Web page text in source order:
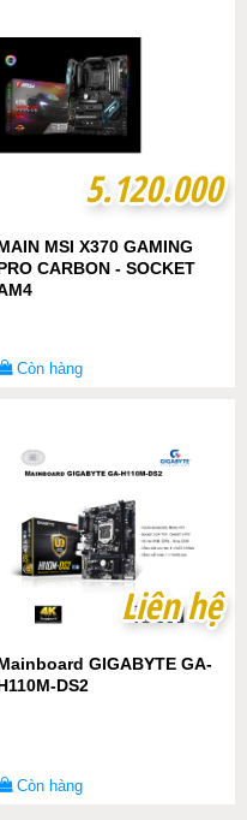
5.120.000
5.120.000
MSI X370 GAMING
CARBON - SOCKET
Còn hàng
Liên hệ
Liên hệ
GIGABYTE GA-
DS2
Còn hàng